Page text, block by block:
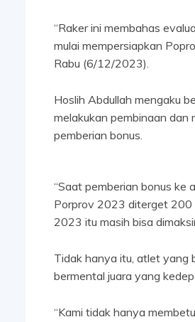
“Raker ini membahas
mulai mempersiapkan
Rabu (6/12/2023).
Hoslih Abdullah mengaku
melakukan pembinaan
pemberian bonus.
“Saat pemberian bonus ke
Porprov 2023 diterget 200
2023 itu masih bisa
Tidak hanya itu, atlet yang
bermental juara yang
“Kami tidak hanya